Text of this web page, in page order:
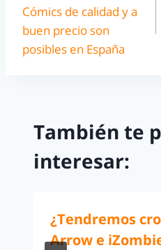
Cómics de calidad y a
buen precio son
posibles en España
También te
interesar:
¿Tendremos
Arrow e